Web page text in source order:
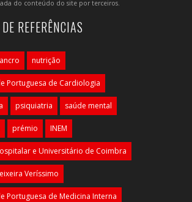
do conteúdo do site por terceiros.
REFERÊNCIAS
nutrição
Portuguesa de Cardiologia
psiquiatria saúde mental
prémio INEM
e Universitário de Coimbra
Veríssimo
Portuguesa de Medicina Interna